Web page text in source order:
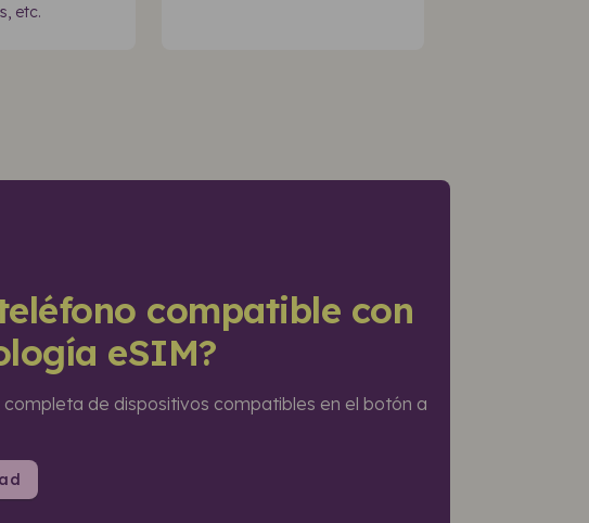
etc.
compatible con
eSIM?
completa de dispositivos compatibles en el botón a